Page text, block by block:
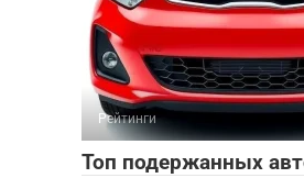
Рейтинги
Топ подержанных